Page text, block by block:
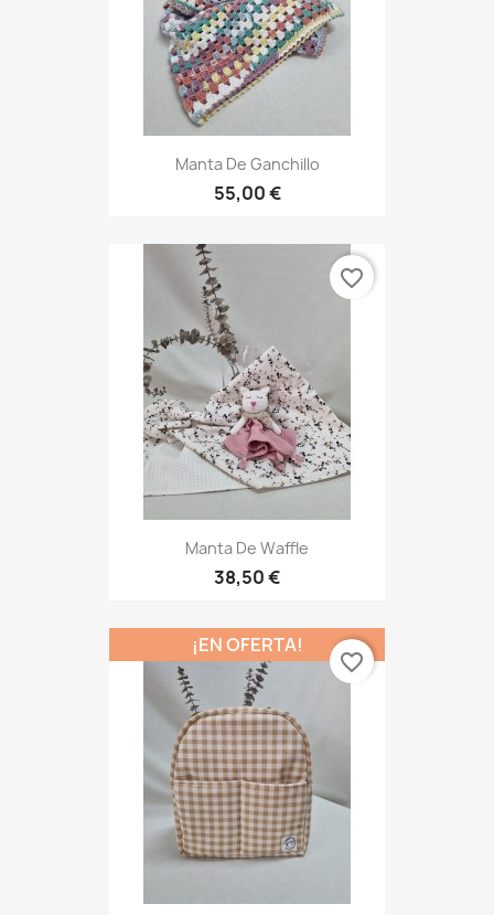
Manta De Ganchillo
55,00 €
Manta De Waffle
38,50 €
favorite_border
¡EN OFERTA!
favorite_border